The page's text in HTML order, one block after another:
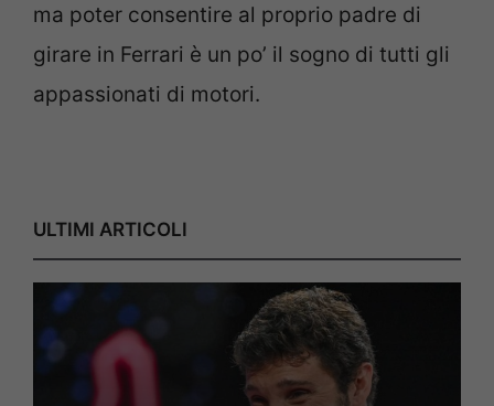
ma poter consentire al proprio padre di
girare in Ferrari è un po’ il sogno di tutti gli
appassionati di motori.
ULTIMI ARTICOLI